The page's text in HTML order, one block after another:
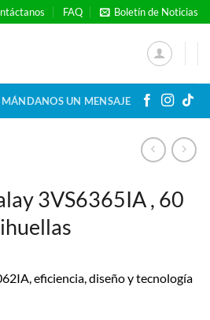
FAQ Boletín de Noticias
MÁNDANOS UN MENSAJE
3VS6365IA , 60
eficiencia, diseño y tecnología